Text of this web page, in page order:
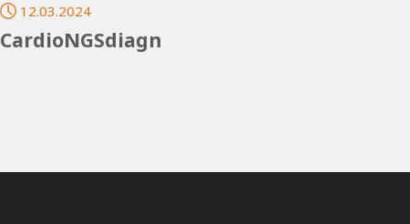
12.03.2024
CardioNGSdiagn